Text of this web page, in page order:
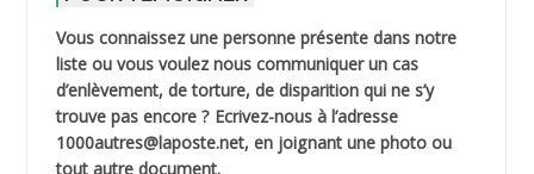
Vous connaissez une personne présente dans notre
liste ou vous voulez nous communiquer un cas
d’enlèvement, de torture, de disparition qui ne s’y
trouve pas encore ? Ecrivez-nous à l’adresse
1000autres@laposte.net, en joignant une photo ou
tout autre document.